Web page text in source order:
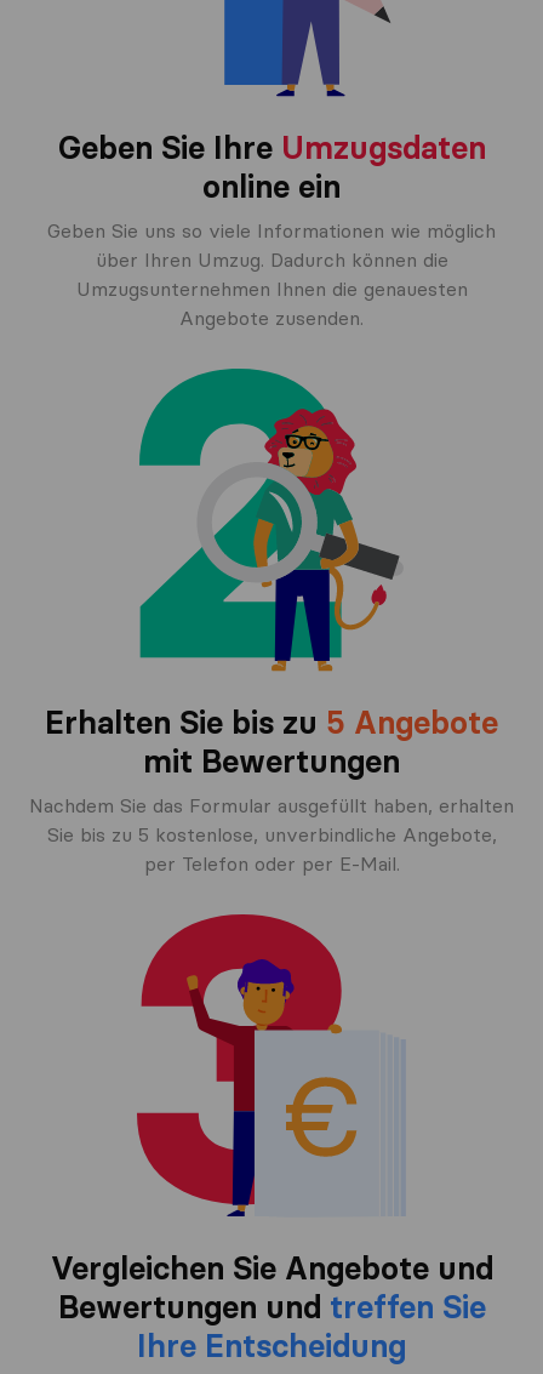
Geben Sie Ihre Umzugsdaten
online ein
Geben Sie uns so viele Informationen wie möglich
über Ihren Umzug. Dadurch können die
Umzugsunternehmen Ihnen die genauesten
Angebote zusenden.
Erhalten Sie bis zu 5 Angebote
mit Bewertungen
Nachdem Sie das Formular ausgefüllt haben, erhalten
Sie bis zu 5 kostenlose, unverbindliche Angebote,
per Telefon oder per E-Mail.
Vergleichen Sie Angebote und
Bewertungen und treffen Sie
Ihre Entscheidung